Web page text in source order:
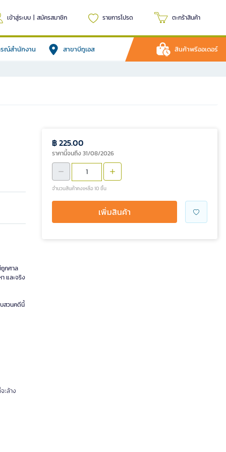
เข้าสู่ระบบ | สมัครสมาชิก รายการโปรด ตะกร้าสินค้า
รณ์สำนักงาน สาขาบีทูเอส สินค้าพรีออเดอร์
ถูกศาล
และจริง
สวนคดีนี้
ะล้าง
฿ 225.00
ราคานี้จนถึง 31/08/2026
จำนวนสินค้าคงเหลือ 10 ชิ้น
เพิ่มสินค้า